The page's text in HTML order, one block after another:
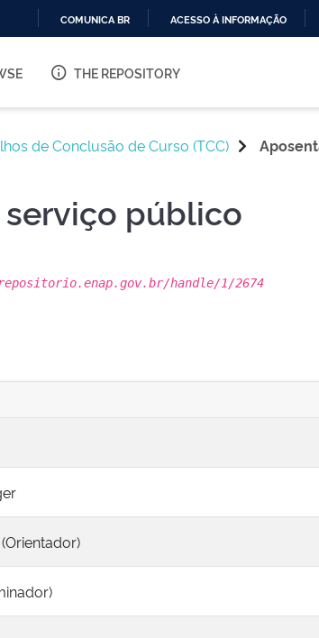
O
COMUNICA BR ACESSO À INFORMAÇÃO
THE REPOSITORY
de Conclusão de Curso (TCC)
público
handle/1/2674